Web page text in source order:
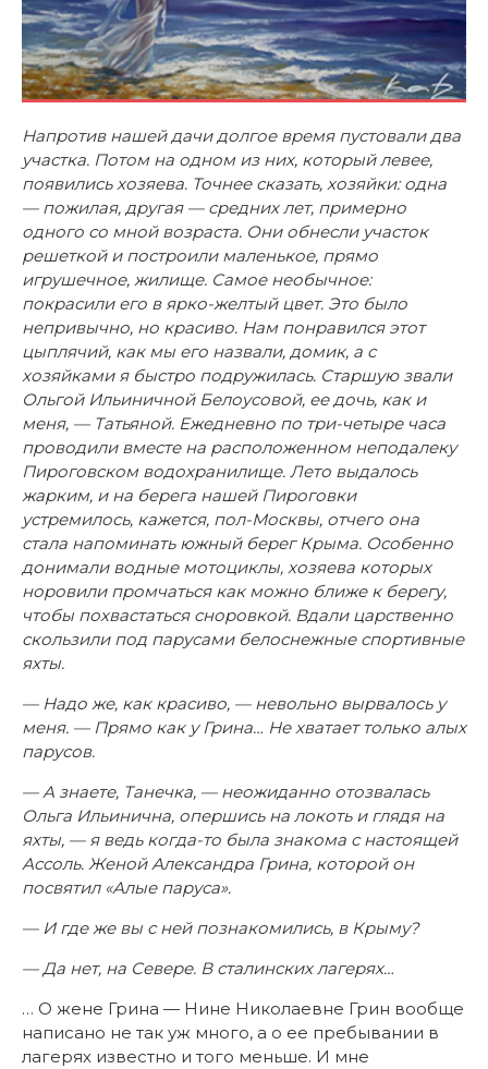
Напротив нашей дачи долгое время пустовали два
участка. Потом на одном из них, который левее,
появились хозяева. Точнее сказать, хозяйки: одна
— пожилая, другая — средних лет, примерно
одного со мной возраста. Они обнесли участок
решеткой и построили маленькое, прямо
игрушечное, жилище. Самое необычное:
покрасили его в ярко-желтый цвет. Это было
непривычно, но красиво. Нам понравился этот
цыплячий, как мы его назвали, домик, а с
хозяйками я быстро подружилась. Старшую звали
Ольгой Ильиничной Белоусовой, ее дочь, как и
меня, — Татьяной. Ежедневно по три-четыре часа
проводили вместе на расположенном неподалеку
Пироговском водохранилище. Лето выдалось
жарким, и на берега нашей Пироговки
устремилось, кажется, пол-Москвы, отчего она
стала напоминать южный берег Крыма. Особенно
донимали водные мотоциклы, хозяева которых
норовили промчаться как можно ближе к берегу,
чтобы похвастаться сноровкой. Вдали царственно
скользили под парусами белоснежные спортивные
яхты.
— Надо же, как красиво, — невольно вырвалось у
меня. — Прямо как у Грина… Не хватает только алых
парусов.
— А знаете, Танечка, — неожиданно отозвалась
Ольга Ильинична, опершись на локоть и глядя на
яхты, — я ведь когда-то была знакома с настоящей
Ассоль. Женой Александра Грина, которой он
посвятил «Алые паруса».
— И где же вы с ней познакомились, в Крыму?
— Да нет, на Севере. В сталинских лагерях…
… О жене Грина — Нине Николаевне Грин вообще
написано не так уж много, а о ее пребывании в
лагерях известно и того меньше. И мне